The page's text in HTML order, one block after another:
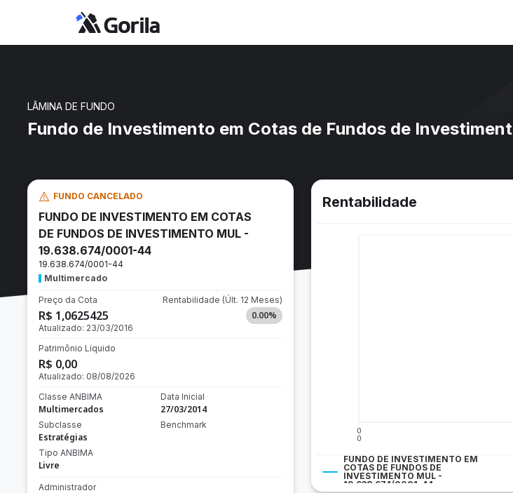
LÂMINA DE FUNDO
Fundo de Investimento em Cotas de Fundos de
FUNDO CANCELADO
FUNDO DE INVESTIMENTO EM COTAS
DE FUNDOS DE INVESTIMENTO MUL -
19.638.674/0001-44
19.638.674/0001-44
Multimercado
Preço da Cota
R$ 1,0625425
Atualizado: 23/03/2016
Rentabilidade (Últ. 12 Meses)
0.00%
Patrimônio Líquido
R$ 0,00
Atualizado: 08/08/2026
Classe ANBIMA
Multimercados
Subclasse
Estratégias
Tipo ANBIMA
Livre
Data Inicial
27/03/2014
Benchmark
Administrador
Rentabilidade
0
0
FUNDO DE INVESTIMENTO EM
COTAS DE FUNDOS DE
INVESTIMENTO MUL -
19.638.674/0001-44